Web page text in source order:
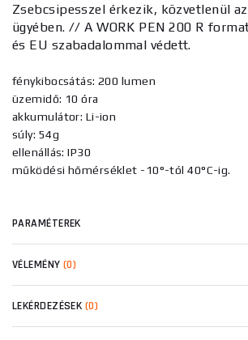
Zsebcsipesszel érkezik, közvetlenül
ügyében. // A WORK PEN 200 R
és EU szabadalommal védett.
fénykibocsátás: 200 lumen
üzemidő: 10 óra
akkumulátor: Li-ion
súly: 54g
ellenállás: IP30
működési hőmérséklet -10°-tól 40°C-ig.
PARAMÉTEREK
VÉLEMÉNY (0)
LEKÉRDEZÉSEK (0)